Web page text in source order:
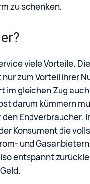
zu schenken.
viele Vorteile.
zum Vorteil ihrer
im gleichen Zug
darum kümmern
Endverbraucher.
Konsument die
und
entspannt